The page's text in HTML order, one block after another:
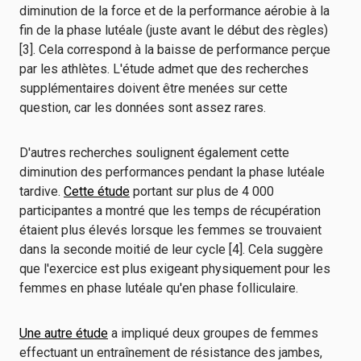
diminution de la force et de la performance aérobie à la
fin de la phase lutéale (juste avant le début des règles)
[3]. Cela correspond à la baisse de performance perçue
par les athlètes. L'étude admet que des recherches
supplémentaires doivent être menées sur cette
question, car les données sont assez rares.
D'autres recherches soulignent également cette
diminution des performances pendant la phase lutéale
tardive. Cette étude portant sur plus de 4 000
participantes a montré que les temps de récupération
étaient plus élevés lorsque les femmes se trouvaient
dans la seconde moitié de leur cycle [4]. Cela suggère
que l'exercice est plus exigeant physiquement pour les
femmes en phase lutéale qu'en phase folliculaire.
Une autre étude a impliqué deux groupes de femmes
effectuant un entraînement de résistance des jambes,